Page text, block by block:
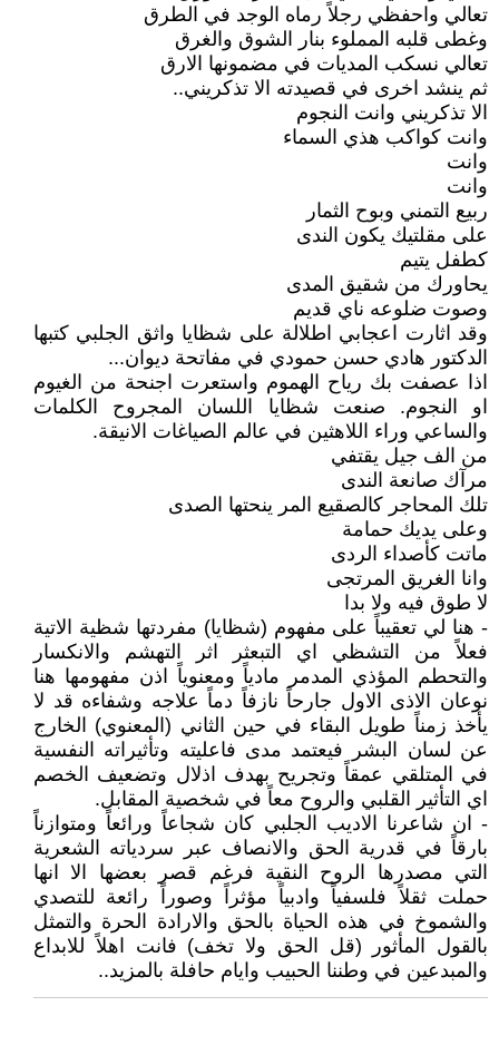
تعالي واحفظي رجلاً رماه الوجد في الطرق
وغطى قلبه المملوء بنار الشوق والغرق
تعالي نسكب المديات في مضمونها الارق
ثم ينشد اخرى في قصيدته الا تذكريني..
الا تذكريني وانت النجوم
وانت كواكب هذي السماء
وانت
وانت
ربيع التمني وبوح الثمار
على مقلتيك يكون الندى
كطفل يتيم
يحاورك من شقيق المدى
وصوت ضلوعه ناي قديم
وقد اثارت اعجابي اطلالة على شظايا واثق الجلبي كتبها
الدكتور هادي حسن حمودي في مفاتحة ديوان...
اذا عصفت بك رياح الهموم واستعرت اجنحة من الغيوم
او النجوم. صنعت شظايا اللسان المجروح الكلمات
والساعي وراء اللاهثين في عالم الصياغات الانيقة.
من الف جيل يقتفي
مرآك صانعة الندى
تلك المحاجر كالصقيع المر ينحتها الصدى
وعلى يديك حمامة
ماتت كأصداء الردى
وانا الغريق المرتجى
لا طوق فيه ولا بدا
- هنا لي تعقيباً على مفهوم (شظايا) مفردتها شظية الاتية
فعلاً من التشظي اي التبعثر اثر التهشم والانكسار
والتحطم المؤذي المدمر مادياً ومعنوياً اذن مفهومها هنا
نوعان الاذى الاول جارحاً نازفاً دماً علاجه وشفاءه قد لا
يأخذ زمناً طويل البقاء في حين الثاني (المعنوي) الخارج
عن لسان البشر فيعتمد مدى فاعليته وتأثيراته النفسية
في المتلقي عمقاً وتجريح بهدف اذلال وتضعيف الخصم
اي التأثير القلبي والروح معاً في شخصية المقابل.
- ان شاعرنا الاديب الجلبي كان شجاعاً ورائعاً ومتوازناً
بارقاً في قدرية الحق والانصاف عبر سردياته الشعرية
التي مصدرها الروح النقية فرغم قصر بعضها الا انها
حملت ثقلاً فلسفياً وادبياً مؤثراً وصوراً رائعة للتصدي
والشموخ في هذه الحياة بالحق والارادة الحرة والتمثل
بالقول المأثور (قل الحق ولا تخف) فانت اهلاً للابداع
والمبدعين في وطننا الحبيب وايام حافلة بالمزيد..